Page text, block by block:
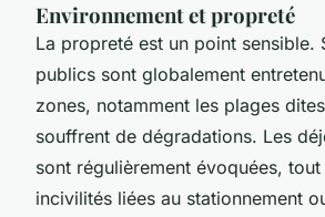
Environnement et propreté
La propreté est un point sensible.
publics sont globalement
zones, notamment les plages
souffrent de dégradations. Les
sont régulièrement évoquées,
incivilités liées au stationnement